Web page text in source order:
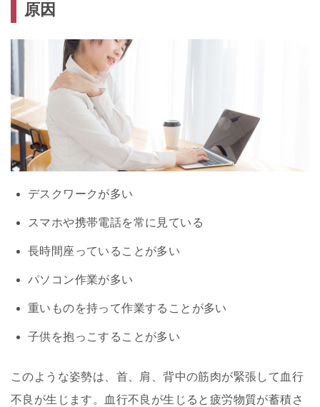
原因
デスクワークが多い
スマホや携帯電話を常に見ている
長時間座っていることが多い
パソコン作業が多い
重いものを持って作業することが多い
子供を抱っこすることが多い
このような姿勢は、首、肩、背中の筋肉が緊張して血行
不良が生じます。血行不良が生じると疲労物質が蓄積さ